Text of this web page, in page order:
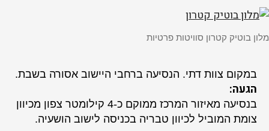
מלון בוטיק קטרון סוויטות פרטיות
במקום צוות דתי. הנסיעה ברחבי היישוב אסורה בשבת.
הגעה:
בנסיעה מאיזור המרכז ממוקם כ-4 קילומטר צפון מכיוון
צומת המוביל לכיוון טבריה בכניסה לישוב הושעיה.